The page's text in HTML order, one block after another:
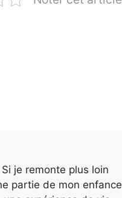
je remonte plus loin
partie de mon enfance